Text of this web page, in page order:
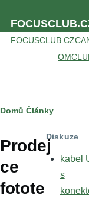
FOCUSCLUB.CZ
Drobečková
navigace
Domů Články
Prodej
ce
fotote
Diskuze
kabel
s